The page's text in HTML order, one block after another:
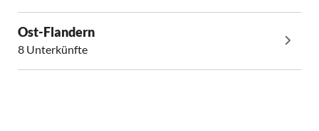
Ost-Flandern
8 Unterkünfte